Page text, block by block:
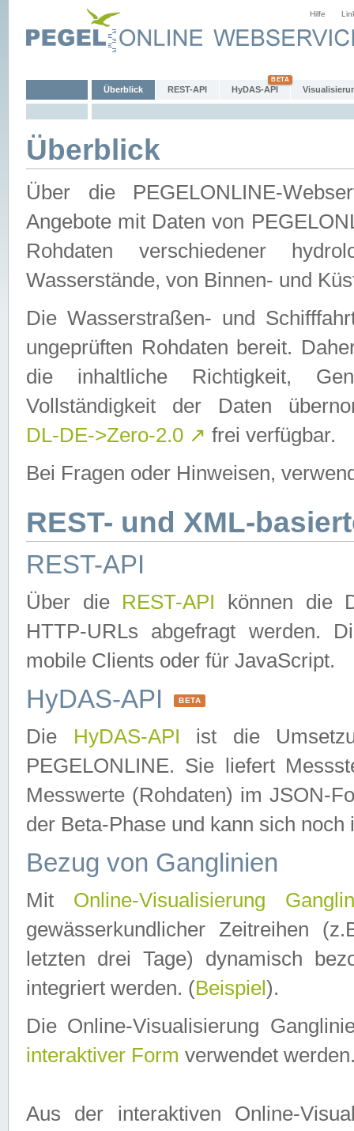
Hilfe
Überblick REST-API HyDAS-API
Überblick
Über die PEGELONLINE-
Angebote mit Daten von
Rohdaten verschiedener
Wasserstände, von Binnen- und
Die Wasserstraßen- und
ungeprüften Rohdaten bereit.
die inhaltliche Richtigkeit,
Vollständigkeit der Daten
DL-DE->Zero-2.0 ↗ frei verfügbar.
Bei Fragen oder Hinweisen,
REST- und XML-
REST-API
Über die REST-API können die
HTTP-URLs abgefragt werden.
mobile Clients oder für JavaScript.
HyDAS-API BETA
Die HyDAS-API ist die
PEGELONLINE. Sie liefert
Messwerte (Rohdaten) im JSON-
der Beta-Phase und kann sich noch
Bezug von Ganglinien
Mit Online-Visualisierung
gewässerkundlicher Zeitreihen
letzten drei Tage) dynamisch
integriert werden. (Beispiel ).
Die Online-Visualisierung
interaktiver Form verwendet
Aus der interaktiven Online-